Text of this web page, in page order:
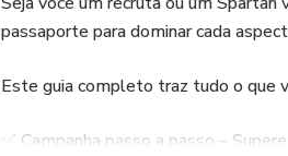
passaporte para dominar cada
Este guia completo traz tudo o que
✅ Campanha passo a passo –